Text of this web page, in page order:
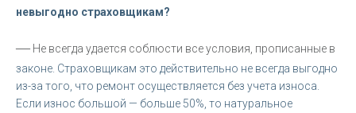
невыгодно страховщикам?
— Не всегда удается соблюсти все условия, прописанные в
законе. Страховщикам это действительно не всегда выгодно
из-за того, что ремонт осуществляется без учета износа.
Если износ большой — больше 50%, то натуральное